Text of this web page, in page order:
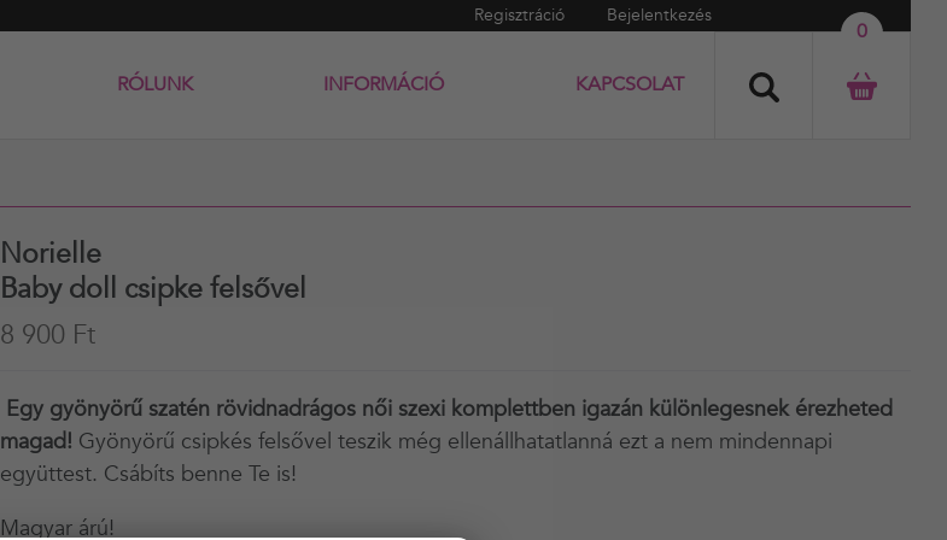
Regisztráció Bejelentkezés
0
RÓLUNK INFORMÁCIÓ KAPCSOLAT
Norielle
Baby doll csipke felsővel
8 900 Ft
Egy gyönyörű szatén rövidnadrágos női szexi komplettben igazán különlegesnek érezheted
magad! Gyönyörű csipkés felsővel teszik még ellenállhatatlanná ezt a nem mindennapi
együttest. Csábíts benne Te is!
Magyar árú!